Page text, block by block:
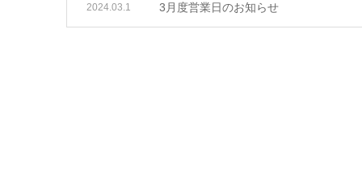
3月度営業日のお知らせ
2024.03.1